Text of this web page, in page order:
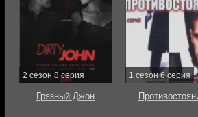
2 сезон 8 серия
Грязный Джон
1 сезон 6 серия